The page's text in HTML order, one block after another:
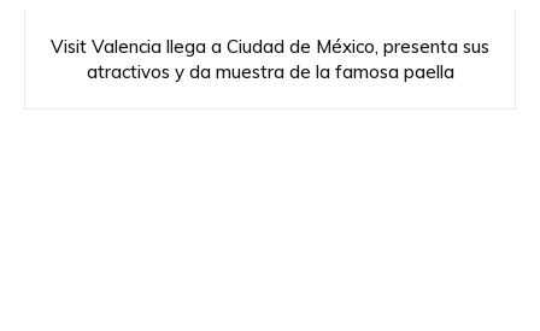
Visit Valencia llega a Ciudad de México, presenta sus
atractivos y da muestra de la famosa paella